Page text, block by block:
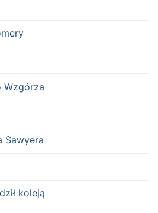
Wzgórza
Sawyera
koleją